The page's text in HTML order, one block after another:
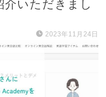
いただきまし
2023年11月24日